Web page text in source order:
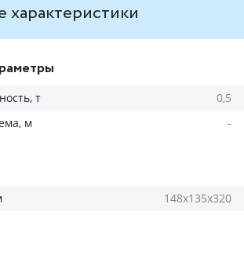
характеристики
т
0,5
м
-
148х135х320